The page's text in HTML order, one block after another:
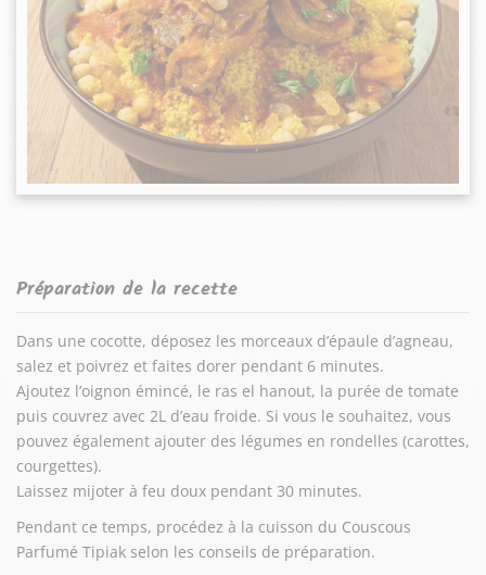
Préparation de la recette
Dans une cocotte, déposez les morceaux d’épaule d’agneau,
salez et poivrez et faites dorer pendant 6 minutes.
Ajoutez l’oignon émincé, le ras el hanout, la purée de tomate
puis couvrez avec 2L d’eau froide. Si vous le souhaitez, vous
pouvez également ajouter des légumes en rondelles (carottes,
courgettes).
Laissez mijoter à feu doux pendant 30 minutes.
Pendant ce temps, procédez à la cuisson du Couscous
Parfumé Tipiak selon les conseils de préparation.